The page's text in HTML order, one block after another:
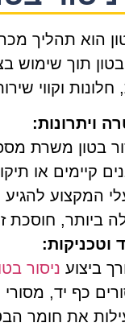
הוא תהליך
תוך שימוש
וקווי
ויתרונות:
בטון משרת
קיימים או
המקצוע להגיע
ביותר, חוסכת
וטכניקות:
ביצוע ניסור
כף יד, מסורי
את חומר